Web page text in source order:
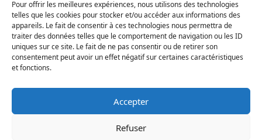
Pour offrir les meilleures expériences, nous utilisons des technologies
telles que les cookies pour stocker et/ou accéder aux informations des
appareils. Le fait de consentir à ces technologies nous permettra de
traiter des données telles que le comportement de navigation ou les ID
uniques sur ce site. Le fait de ne pas consentir ou de retirer son
consentement peut avoir un effet négatif sur certaines caractéristiques
et fonctions.
Accepter
Refuser
Contáctenos